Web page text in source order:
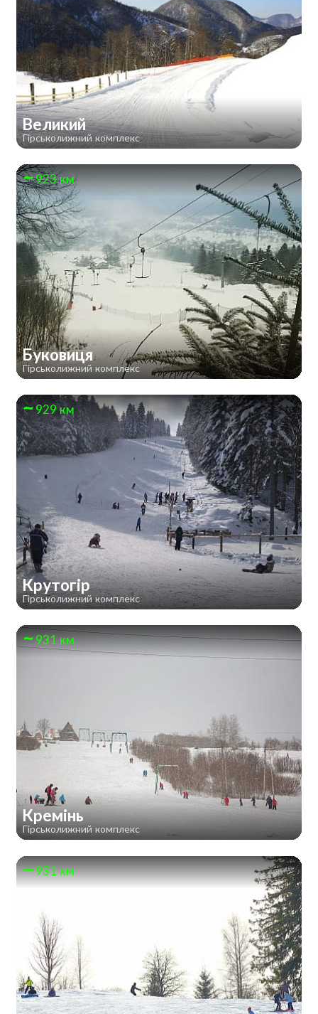
Великий
Гірськолижний комплекс
923 км
Буковиця
Гірськолижний комплекс
929 км
Крутогір
Гірськолижний комплекс
931 км
Кремінь
Гірськолижний комплекс
931 км